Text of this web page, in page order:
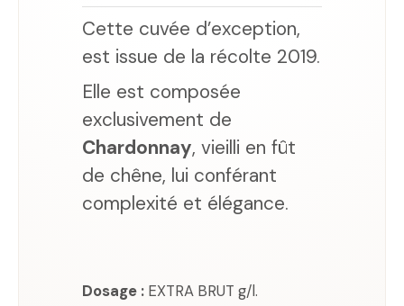
Cette cuvée d’exception,
est issue de la récolte 2019.
Elle est composée
exclusivement de
Chardonnay, vieilli en fût
de chêne, lui conférant
complexité et élégance.
Dosage : EXTRA BRUT g/l.